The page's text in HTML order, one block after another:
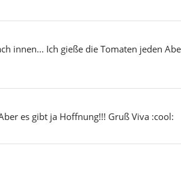
innen... Ich gieße die Tomaten jeden
es gibt ja Hoffnung!!! Gruß Viva :cool: